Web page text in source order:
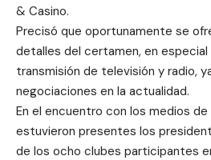
& Casino.
Precisó que oportunamente se
detalles del certamen, en
transmisión de televisión y radio,
negociaciones en la actualidad.
En el encuentro con los medios
estuvieron presentes los
de los ocho clubes participantes